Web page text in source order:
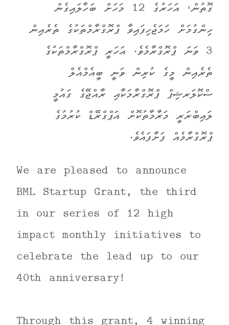
ގޮތުން، އަހަރުގެ 12 މަހަށް ބަހާލައިގެން
ހިންގުމަށް ހަމަޖެހިފައިވާ ޕްރޮގްރާމްތަކުގެ ތެރެއިން
3 ވަނަ ޕްރޮގްރާމެވެ. އަހަރީ ޕްރޮގްރާމްތަކުގެ
ތެރެއިން މީގެ ކުރިން ވަނީ ބީއެމްއެލް
ސްކޮލަރޝިޕް ޕްރޮގްރާމަކާއި ރާއްޖޭގެ ގައުމީ
ލައިބްރަރީ މަރާމާތުކޮށް އަޕްގްރޭޑް ކުރުމުގެ
ޕްރޮގްރާމެއް ފަށާފައެވެ.
We are pleased to announce
BML Startup Grant, the third
in our series of 12 high
impact monthly initiatives to
celebrate the lead up to our
40th anniversary!